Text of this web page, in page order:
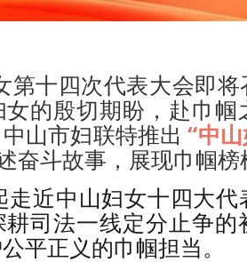
第十四次代表大会即
的殷切期盼，赴巾帼
山市妇联特推出 “中
奋斗故事，展现巾帼
走近中山妇女十四大代
耕司法一线定分止争的
平正义的巾帼担当。